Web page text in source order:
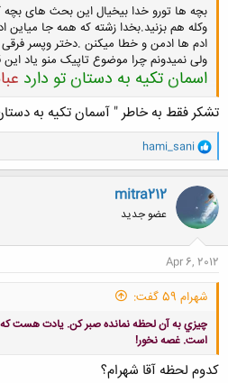
بچه ها تورو خدا بیخیال این بحث های
وکله هم بزنید.بخدا زشته که همه جا میاین
ادم ها ادمن و خطا میکنن .دختر وپسر فرقی
ولی نمیدونم چرا موضوع تاپیک منو یاد
اسمان تکیه به دستان تو دارد
کلیک کنید تا
تشکر فقط به خاطر " آسمان تکیه به
و
ا
ک
ن
ه
ا
hami_sani
mitra212
عضو جدید
Apr 6, 2012
شهرام 59 گفت:
چيزي به آن لحظه نمانده صبر كن. يادت هست
است. غصه نخور!
کدوم لحظه آقا شهرام؟